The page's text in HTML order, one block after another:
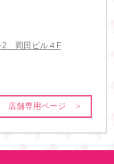
2 岡田ビル４F
店舗専用ページ ＞